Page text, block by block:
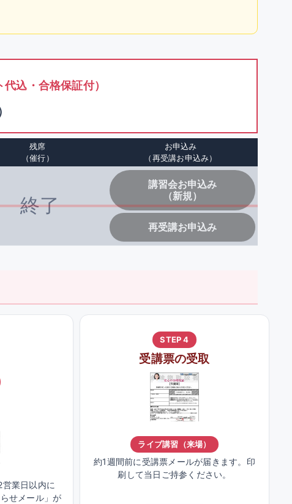
代込・合格保証付）
残席
（催行）
お申込み
（再受講お申込み）
終了
講習会お申込み
（新規）
再受講お申込み
業日以内に
せメール」が
STEP 4
受講票の受取
ライブ講習（来場）
約1週間前に受講票メールが届きます。印
刷して当日ご持参ください。